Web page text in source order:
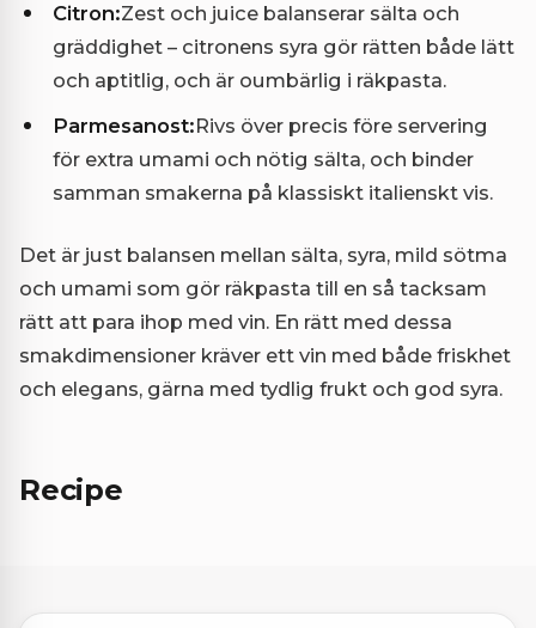
Citron:Zest och juice balanserar sälta och
gräddighet – citronens syra gör rätten både lätt
och aptitlig, och är oumbärlig i räkpasta.
Parmesanost:Rivs över precis före servering
för extra umami och nötig sälta, och binder
samman smakerna på klassiskt italienskt vis.
Det är just balansen mellan sälta, syra, mild sötma
och umami som gör räkpasta till en så tacksam
rätt att para ihop med vin. En rätt med dessa
smakdimensioner kräver ett vin med både friskhet
och elegans, gärna med tydlig frukt och god syra.
Recipe